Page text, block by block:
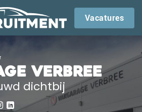
Vacatures
Verbree
dichtbij